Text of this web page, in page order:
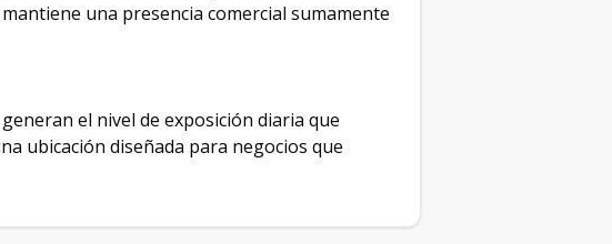
una presencia comercial sumamente
el nivel de exposición diaria que
ubicación diseñada para negocios que